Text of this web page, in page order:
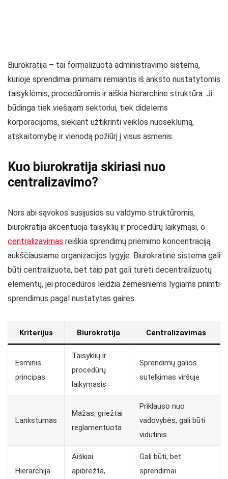
Biurokratija – tai formalizuota administravimo sistema,
kurioje sprendimai priimami remiantis iš anksto nustatytomis
taisyklėmis, procedūromis ir aiškia hierarchine struktūra. Ji
būdinga tiek viešajam sektoriui, tiek didelėms
korporacijoms, siekiant užtikrinti veiklos nuoseklumą,
atskaitomybę ir vienodą požiūrį į visus asmenis.
Kuo biurokratija skiriasi nuo
centralizavimo?
Nors abi sąvokos susijusios su valdymo struktūromis,
biurokratija akcentuoja taisyklių ir procedūrų laikymąsi, o
centralizavimas reiškia sprendimų priėmimo koncentraciją
aukščiausiame organizacijos lygyje. Biurokratinė sistema gali
būti centralizuota, bet taip pat gali turėti decentralizuotų
elementų, jei procedūros leidžia žemesniems lygiams priimti
sprendimus pagal nustatytas gaires.
Kriterijus Biurokratija Centralizavimas
Esminis
principas
Taisyklių ir
procedūrų
laikymasis
Sprendimų galios
sutelkimas viršuje
Lankstumas
Mažas, griežtai
reglamentuota
Priklauso nuo
vadovybės, gali būti
vidutinis
Hierarchija
Aiškiai
apibrėžta,
Gali būti, bet
sprendimai